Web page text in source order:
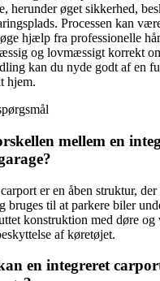
herunder øget sikkerhed,
Processen kan
hjælp fra professionelle
og lovmæssigt korrekt
kan du nyde godt af en
hjem.
mellem en
er en åben struktur,
bruges til at parkere biler
konstruktion med døre
af køretøjet.
en integreret